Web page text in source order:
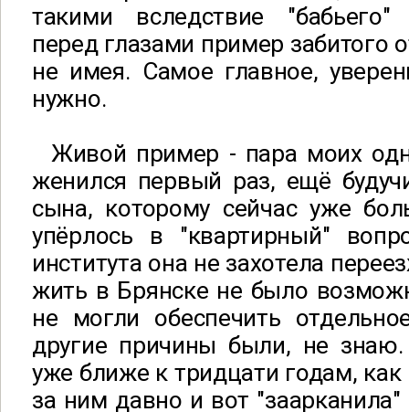
такими вследствие
перед глазами пример забитого
не имея. Самое главное,
нужно.
Живой пример - пара моих
женился первый раз, ещё
сына, которому сейчас уже
упёрлось в "квартирный"
института она не захотела
жить в Брянске не было
не могли обеспечить
другие причины были, не
уже ближе к тридцати годам, как
за ним давно и вот